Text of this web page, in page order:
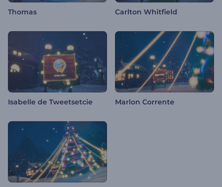
Thomas Carlton Whitfield
Isabelle de Tweetsetcie Marlon Corrente